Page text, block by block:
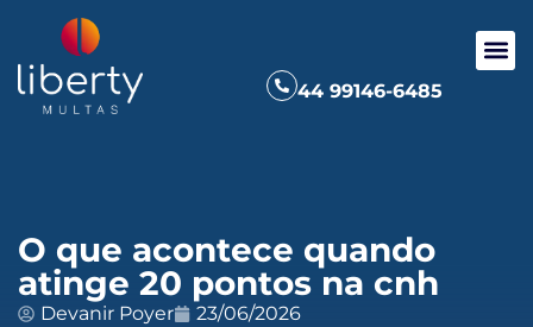
44 99146-6485
O que acontece quando
atinge 20 pontos na cnh
Devanir Poyer 23/06/2026